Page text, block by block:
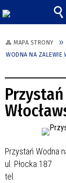
MAPA STRONY
WODNA NA ZALEWIE
Przystań Wodna
ul. Płocka 187
tel.